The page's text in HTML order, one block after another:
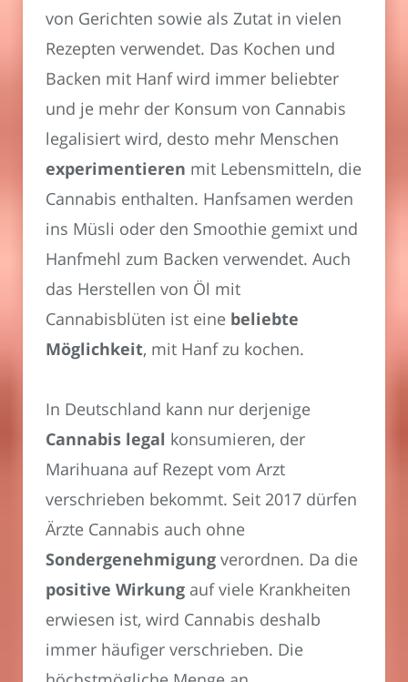
von Gerichten sowie als Zutat in vielen
Rezepten verwendet. Das Kochen und
Backen mit Hanf wird immer beliebter
und je mehr der Konsum von Cannabis
legalisiert wird, desto mehr Menschen
experimentieren mit Lebensmitteln, die
Cannabis enthalten. Hanfsamen werden
ins Müsli oder den Smoothie gemixt und
Hanfmehl zum Backen verwendet. Auch
das Herstellen von Öl mit
Cannabisblüten ist eine beliebte
Möglichkeit, mit Hanf zu kochen.
In Deutschland kann nur derjenige
Cannabis legal konsumieren, der
Marihuana auf Rezept vom Arzt
verschrieben bekommt. Seit 2017 dürfen
Ärzte Cannabis auch ohne
Sondergenehmigung verordnen. Da die
positive Wirkung auf viele Krankheiten
erwiesen ist, wird Cannabis deshalb
immer häufiger verschrieben. Die